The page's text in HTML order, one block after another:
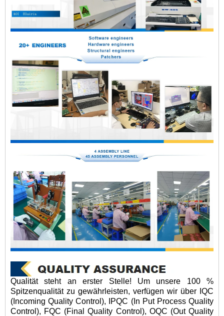
Qualität steht an erster Stelle! Um unsere 100 %
Spitzenqualität zu gewährleisten, verfügen wir über IQC
(Incoming Quality Control), IPQC (In Put Process Quality
Control), FQC (Final Quality Control), OQC (Out Quality